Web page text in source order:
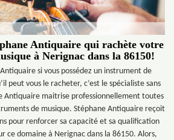
Antiquaire qui rachète votre
à Nerignac dans la 86150!
si vous possédez un instrument de
peut vous le racheter, c’est le spécialiste sans
Antiquaire maitrise professionnellement toutes
de musique. Stéphane Antiquaire reçoit
pour renforcer sa capacité et sa qualification
ce domaine à Nerignac dans la 86150. Alors,